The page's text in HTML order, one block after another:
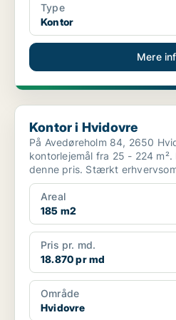
Type
Kontor
Mere
Kontor i Hvidovre
Kontor i Hvidovre
På Avedøreholm 84, 2650
kontorlejemål fra 25 - 224 m². Drift er inkluderet i
denne pris. Stærkt erhvervsområde med store
virksomheder ...
Areal
185 m2
Pris pr. md.
18.870 pr md
Område
Hvidovre